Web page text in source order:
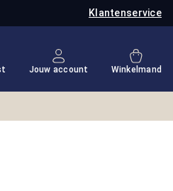
Klantenservice
0 items op je verlanglijstje
Jouw account Winkelmand